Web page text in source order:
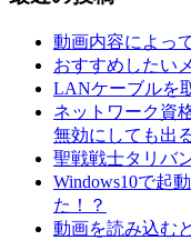
動画内容によっ
おすすめしたい
LANケーブルを
ネットワーク資
無効にしても出
聖戦戦士タリバ
Windows10で起
た！？
動画を読み込む